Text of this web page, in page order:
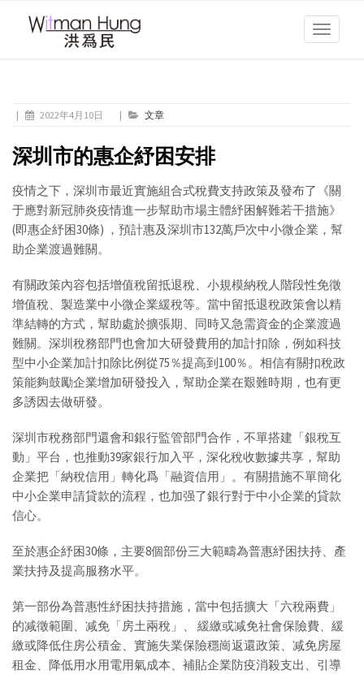
Toggle
| 2022年4月10日 | 文章
深圳市的惠企紓困安排
疫情之下，深圳市最近實施組合式稅費支持政策及發布了《關
于應對新冠肺炎疫情進一步幫助市場主體紓困解難若干措施》
(即惠企紓困30條) ，預計惠及深圳市132萬戶次中小微企業，幫
助企業渡過難關。
有關政策內容包括增值稅留抵退稅、小規模納稅人階段性免徵
增值稅、製造業中小微企業緩稅等。當中留抵退稅政策會以精
準結轉的方式，幫助處於擴張期、同時又急需資金的企業渡過
難關。深圳稅務部門也會加大研發費用的加計扣除，例如科技
型中小企業加計扣除比例從75％提高到100％。相信有關扣稅政
策能夠鼓勵企業增加研發投入，幫助企業在艱難時期，也有更
多誘因去做研發。
深圳市稅務部門還會和銀行監管部門合作，不單搭建「銀稅互
動」平台，也推動39家銀行加入平，深化稅收數據共享，幫助
企業把「納稅信用」轉化爲「融資信用」。有關措施不單簡化
中小企業申請貸款的流程，也加强了銀行對于中小企業的貸款
信心。
至於惠企紓困30條，主要8個部份三大範疇為普惠紓困扶持、產
業扶持及提高服務水平。
第一部份為普惠性紓困扶持措施，當中包括擴大「六稅兩費」
的减徵範圍、减免「房土兩稅」、 緩繳或减免社會保險費、緩
繳或降低住房公積金、實施失業保險穩崗返還政策、减免房屋
租金、降低用水用電用氣成本、補貼企業防疫消殺支出、引導